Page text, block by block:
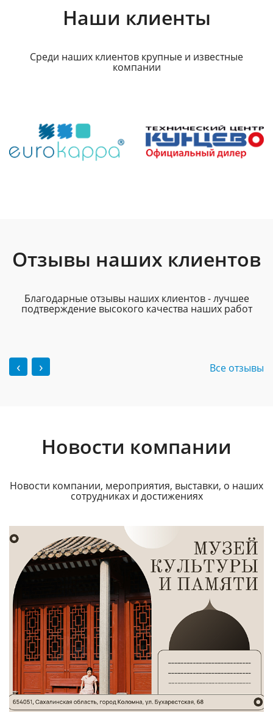
Наши клиенты
Среди наших клиентов крупные и известные
компании
Отзывы наших клиентов
Благодарные отзывы наших клиентов - лучшее
подтверждение высокого качества наших работ
‹ › Все отзывы
Новости компании
Новости компании, мероприятия, выставки, о наших
сотрудниках и достижениях